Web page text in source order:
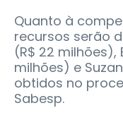
Quanto à
recursos serão
(R$ 22 milhões),
milhões) e
obtidos no
Sabesp.